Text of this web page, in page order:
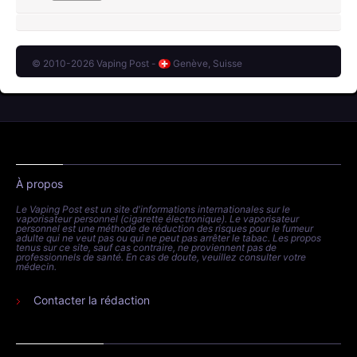
© 2010-2026 Vaping Post - Genève, Suisse
À propos
Le Vaping Post est un site d'informations internationales sur le
vaporisateur personnel (cigarette électronique). Le vaporisateur
personnel est une méthode de réduction des risques pour le fumeur
adulte qui ne veut pas ou qui ne peut pas arrêter le tabac. Les propos
tenus sur ce site, sauf cas contraire, ne proviennent pas de
professionnels de santé. En cas de doute, veuillez consulter votre
médecin.
Contacter la rédaction